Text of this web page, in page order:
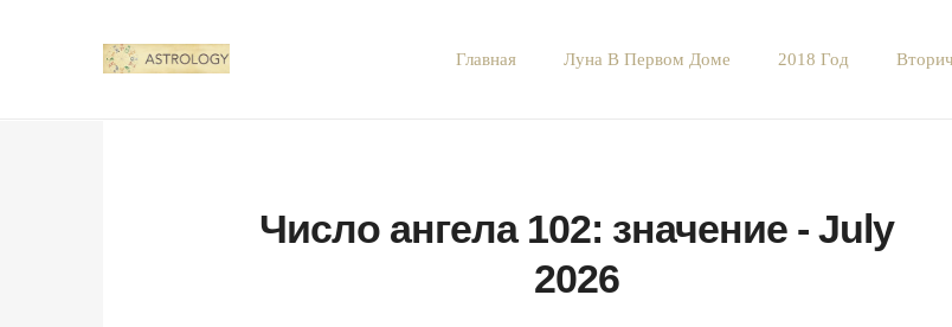
Главная Луна В Первом Доме 2018 Год
Число ангела 102: значение - July
2026